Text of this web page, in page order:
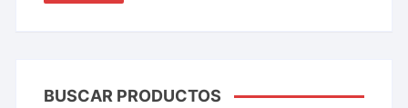
BUSCAR PRODUCTOS